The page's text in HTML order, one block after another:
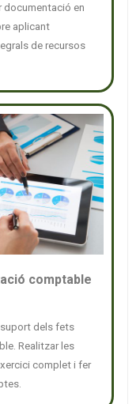
documentació en
aplicant
de recursos
comptable
dels fets
Realitzar les
complet i fer